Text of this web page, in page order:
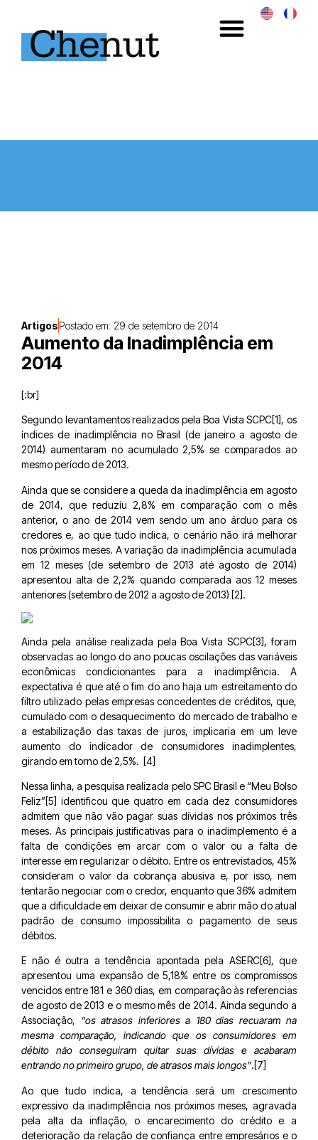
ArtigosPostado em: 29 de setembro de 2014
Aumento da Inadimplência em
2014
[:br]
Segundo levantamentos realizados pela Boa Vista SCPC[1], os
índices de inadimplência no Brasil (de janeiro a agosto de
2014) aumentaram no acumulado 2,5% se comparados ao
mesmo período de 2013.
Ainda que se considere a queda da inadimplência em agosto
de 2014, que reduziu 2,8% em comparação com o mês
anterior, o ano de 2014 vem sendo um ano árduo para os
credores e, ao que tudo indica, o cenário não irá melhorar
nos próximos meses. A variação da inadimplência acumulada
em 12 meses (de setembro de 2013 até agosto de 2014)
apresentou alta de 2,2% quando comparada aos 12 meses
anteriores (setembro de 2012 a agosto de 2013) [2].
Ainda pela análise realizada pela Boa Vista SCPC[3], foram
observadas ao longo do ano poucas oscilações das variáveis
econômicas condicionantes para a inadimplência. A
expectativa é que até o fim do ano haja um estreitamento do
filtro utilizado pelas empresas concedentes de créditos, que,
cumulado com o desaquecimento do mercado de trabalho e
a estabilização das taxas de juros, implicaria em um leve
aumento do indicador de consumidores inadimplentes,
girando em torno de 2,5%. [4]
Nessa linha, a pesquisa realizada pelo SPC Brasil e “Meu Bolso
Feliz”[5] identificou que quatro em cada dez consumidores
admitem que não vão pagar suas dívidas nos próximos três
meses. As principais justificativas para o inadimplemento é a
falta de condições em arcar com o valor ou a falta de
interesse em regularizar o débito. Entre os entrevistados, 45%
consideram o valor da cobrança abusiva e, por isso, nem
tentarão negociar com o credor, enquanto que 36% admitem
que a dificuldade em deixar de consumir e abrir mão do atual
padrão de consumo impossibilita o pagamento de seus
débitos.
E não é outra a tendência apontada pela ASERC[6], que
apresentou uma expansão de 5,18% entre os compromissos
vencidos entre 181 e 360 dias, em comparação às referencias
de agosto de 2013 e o mesmo mês de 2014. Ainda segundo a
Associação, “os atrasos inferiores a 180 dias recuaram na
mesma comparação, indicando que os consumidores em
débito não conseguiram quitar suas dívidas e acabaram
entrando no primeiro grupo, de atrasos mais longos”.[7]
Ao que tudo indica, a tendência será um crescimento
expressivo da inadimplência nos próximos meses, agravada
pela alta da inflação, o encarecimento do crédito e a
deterioração da relação de confiança entre empresários e o